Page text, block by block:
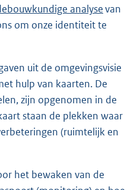
analysevan
om onze identiteit te
uit de omgevingsvisie
hulp van kaarten. De
zijn opgenomen in de
staan de plekken waar
(ruimtelijk en
het bewaken van de